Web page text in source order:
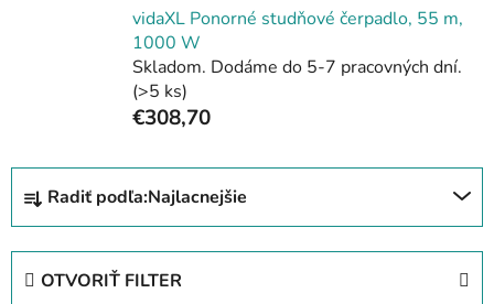
vidaXL Ponorné studňové čerpadlo, 55 m,
1000 W
Skladom. Dodáme do 5-7 pracovných dní.
(>5 ks)
€308,70
R
d
Radiť podľa:Najlacnejšie
OTVORIŤ FILTER